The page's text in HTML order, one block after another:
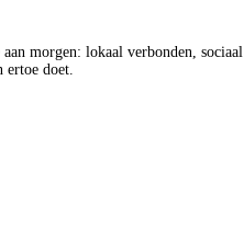
morgen: lokaal verbonden,
ertoe doet.